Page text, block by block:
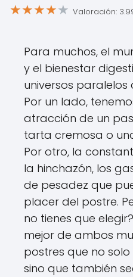
★★★★★ Valoración:
Para muchos, el
y el bienestar
universos
Por un lado,
atracción de un
tarta cremosa o
Por otro, la
la hinchazón, los
de pesadez que
placer del postre.
no tienes que
mejor de ambos
postres que no
sino que también